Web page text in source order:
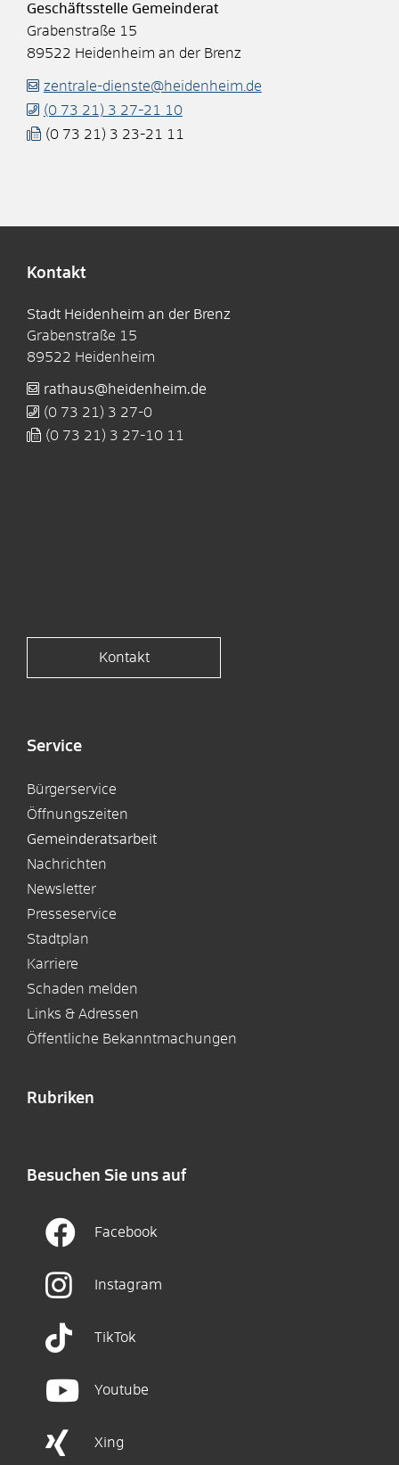
Geschäftsstelle Gemeinderat
Grabenstraße 15
89522 Heidenheim an der Brenz
zentrale-dienste@heidenheim.de
(0 73 21) 3 27-21
10
(0 73 21) 3 23-21 11
Kontakt
Stadt Heidenheim an der Brenz
Grabenstraße 15
89522 Heidenheim
rathaus@heidenheim.de
(0 73 21) 3 27-0
(0 73 21) 3 27-10 11
Kontakt
Service
Bürgerservice
Öffnungszeiten
Gemeinderatsarbeit
Nachrichten
Newsletter
Presseservice
Stadtplan
Karriere
Schaden melden
Links & Adressen
Öffentliche Bekanntmachungen
Rubriken
Besuchen Sie uns auf
Facebook
Instagram
TikTok
Youtube
Xing